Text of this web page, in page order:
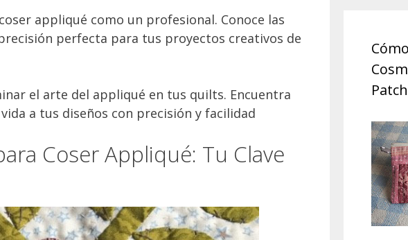
appliqué como un profesional. Conoce las
perfecta para tus proyectos creativos de
el arte del appliqué en tus quilts. Encuentra
a tus diseños con precisión y facilidad
Coser Appliqué: Tu Clave